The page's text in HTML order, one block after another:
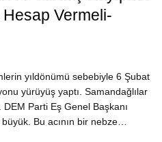
Vermeli-
yıldönümü sebebiyle 6 Şubat
yürüyüş yaptı. Samandağlılar
Parti Eş Genel Başkanı
Bu acının bir nebze…